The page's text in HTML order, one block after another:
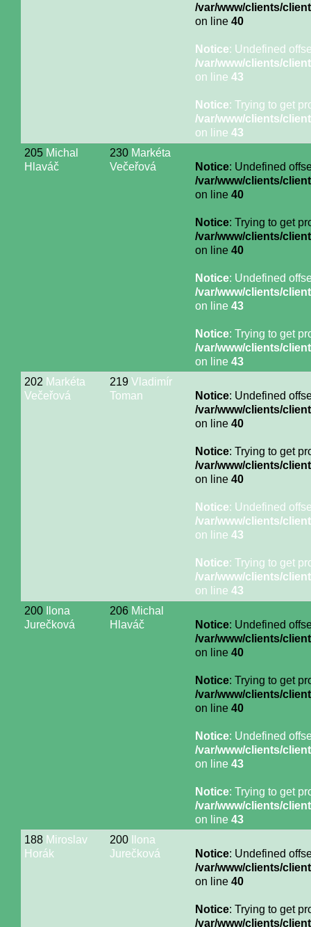
/var/www/clients/
on line 40
Notice: Undefined
/var/www/clients/
on line 43
Notice: Trying to get
/var/www/clients/
on line 43
205 Michal
Hlaváč
230 Markéta
Večeřová
Notice: Undefined
/var/www/clients/
on line 40
Notice: Trying to get
/var/www/clients/
on line 40
Notice: Undefined
/var/www/clients/
on line 43
Notice: Trying to get
/var/www/clients/
on line 43
202 Markéta
Večeřová
219 Vladimír
Toman
Notice: Undefined
/var/www/clients/
on line 40
Notice: Trying to get
/var/www/clients/
on line 40
Notice: Undefined
/var/www/clients/
on line 43
Notice: Trying to get
/var/www/clients/
on line 43
200
Ilona
Jurečková
206 Michal
Hlaváč
Notice: Undefined
/var/www/clients/
on line 40
Notice: Trying to get
/var/www/clients/
on line 40
Notice: Undefined
/var/www/clients/
on line 43
Notice: Trying to get
/var/www/clients/
on line 43
188 Miroslav
Horák
200
Ilona
Jurečková
Notice: Undefined
/var/www/clients/
on line 40
Notice: Trying to get
/var/www/clients/